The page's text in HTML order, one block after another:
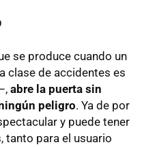
se produce cuando un
clase de accidentes es
abre la puerta sin
peligro. Ya de por
y puede tener
tanto para el usuario